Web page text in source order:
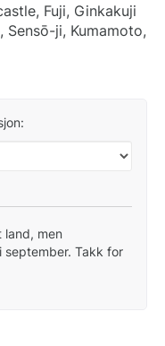
Fuji, Ginkakuji
ji, Kumamoto,
land, men
Takk for